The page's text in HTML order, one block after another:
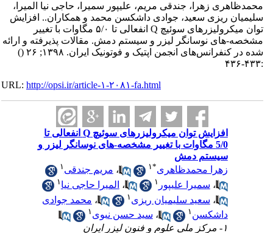
محمدظاهری زهرا، جندقی مریم، علیپور سمیرا، حاجی نیا المیرا،
سلیمیان ریزی سعید، جوادی داشکسن محمد و همکاران.. افزایش
توان میکرولیزرهای سوئیچ Q انفعالی تا ۵/۰ مگاوات با تغییر
مشخصه-های نوسانگر لیزر و سیستم دمش. مقالات پذیرفته و ارائه
شده در کنفرانس‌های انجمن اپتیک و فوتونیک ایران. ۱۳۹۸; ۲۶
()
URL:http://opsi.ir/article-۱-۲۰۸۱-fa.html
افزایش توان میکرولیزرهای سوئیچ Q انفعالی تا
5/0 مگاوات با تغییر مشخصه-های نوسانگر لیزر و
سیستم دمش
زهرا محمدظاهری* ۱ ،مریم جندقی
،سمیرا علیپور ،المیرا حاجی نیا۱
،سعید سلیمیان ریزی ،محمد جوادی
داشکسن
،سید حسن نبوی